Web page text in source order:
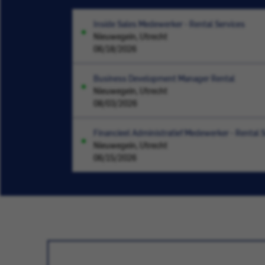
Inside Sales Medewerker - Rental Services
Nieuwegein, Utrecht
06/18/2026
Business Development Manager Rental
Nieuwegein, Utrecht
08/03/2026
Financieel Administratief Medewerker - Rental
Nieuwegein, Utrecht
06/15/2026